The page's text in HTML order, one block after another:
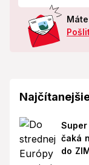
čaká
do